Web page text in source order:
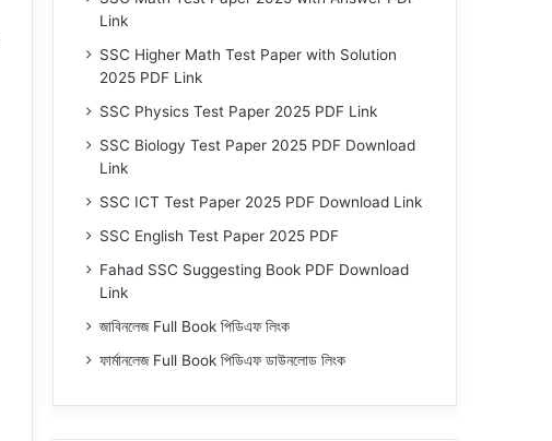
Link
SSC Higher Math Test Paper with Solution
2025 PDF Link
SSC Physics Test Paper 2025 PDF Link
SSC Biology Test Paper 2025 PDF Download
Link
SSC ICT Test Paper 2025 PDF Download Link
SSC English Test Paper 2025 PDF
Fahad SSC Suggesting Book PDF Download
Link
জাবিনলেজ Full Book পিডিএফ লিংক
ফার্মানলেজ Full Book পিডিএফ ডাউনলোড লিংক